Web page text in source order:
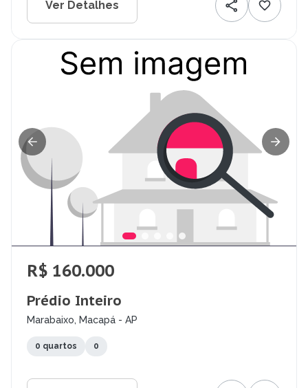
Ver Detalhes
R$ 160.000
Prédio Inteiro
Marabaixo, Macapá - AP
0 quartos 0